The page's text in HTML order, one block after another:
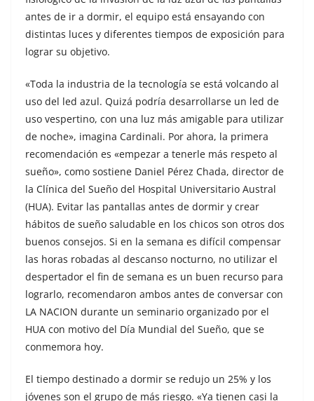
antes de ir a dormir, el equipo está ensayando con
distintas luces y diferentes tiempos de exposición para
lograr su objetivo.
«Toda la industria de la tecnología se está volcando al
uso del led azul. Quizá podría desarrollarse un led de
uso vespertino, con una luz más amigable para utilizar
de noche», imagina Cardinali. Por ahora, la primera
recomendación es «empezar a tenerle más respeto al
sueño», como sostiene Daniel Pérez Chada, director de
la Clínica del Sueño del Hospital Universitario Austral
(HUA). Evitar las pantallas antes de dormir y crear
hábitos de sueño saludable en los chicos son otros dos
buenos consejos. Si en la semana es difícil compensar
las horas robadas al descanso nocturno, no utilizar el
despertador el fin de semana es un buen recurso para
lograrlo, recomendaron ambos antes de conversar con
LA NACION durante un seminario organizado por el
HUA con motivo del Día Mundial del Sueño, que se
conmemora hoy.
El tiempo destinado a dormir se redujo un 25% y los
jóvenes son el grupo de más riesgo. «Ya tienen casi la